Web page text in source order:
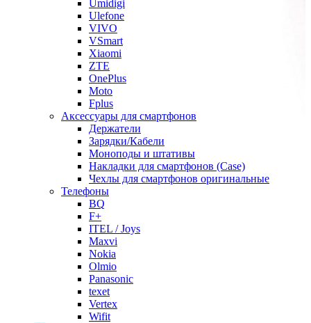
Umidigi
Ulefone
VIVO
VSmart
Xiaomi
ZTE
OnePlus
Moto
Fplus
Аксессуары для смартфонов
Держатели
Зарядки/Кабели
Моноподы и штативы
Накладки для смартфонов (Case)
Чехлы для смартфонов оригинальные
Телефоны
BQ
F+
ITEL / Joys
Maxvi
Nokia
Olmio
Panasonic
texet
Vertex
Wifit